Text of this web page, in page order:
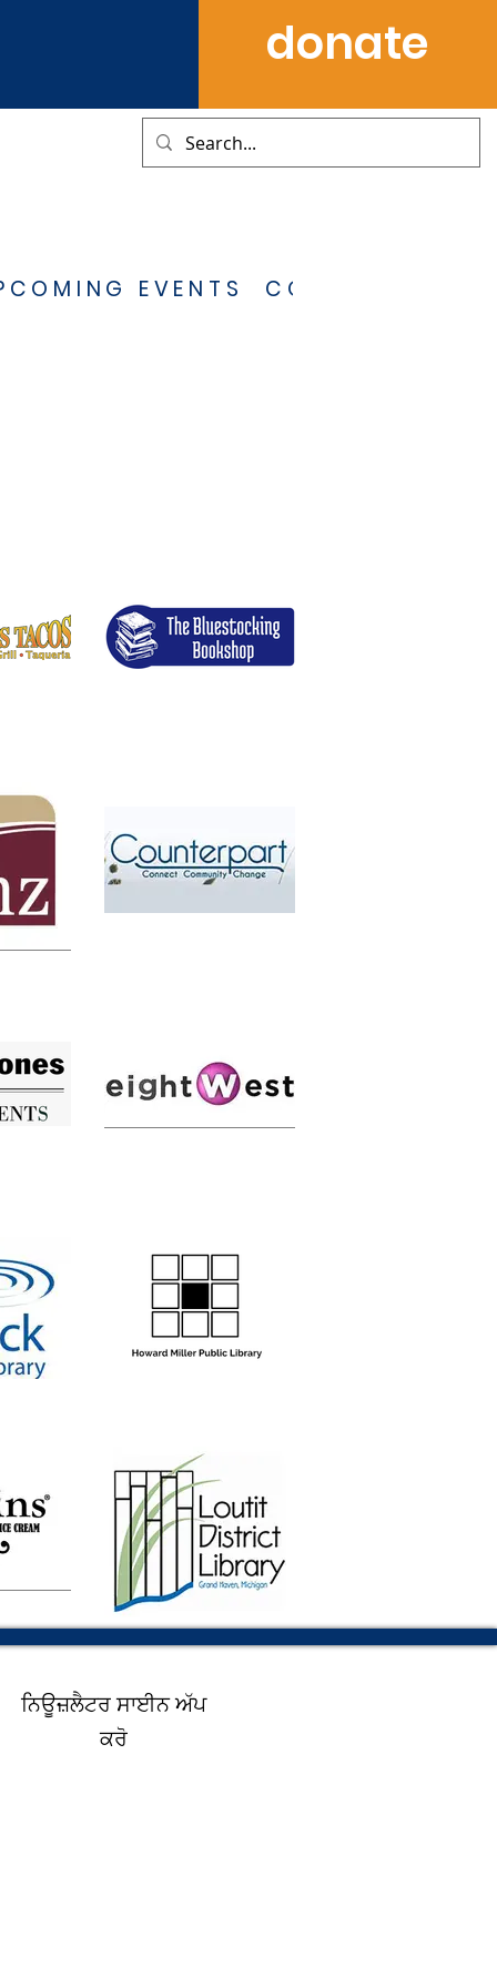
donate
EVENTS CONTACT US
ਨਿਊਜ਼ਲੈਟਰ ਸਾਈਨ ਅੱਪ
ਕਰੋ